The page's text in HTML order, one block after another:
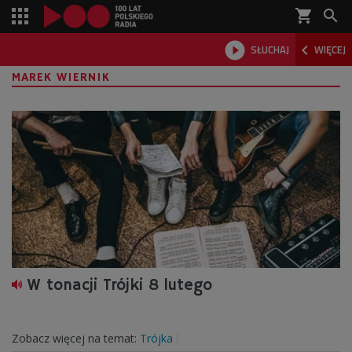
shopping_cart 
 SŁUCHAJ  WIĘCEJ

MAREK WIERNIK
W tonacji Trójki 8 lutego
Zobacz więcej na temat: Trójka